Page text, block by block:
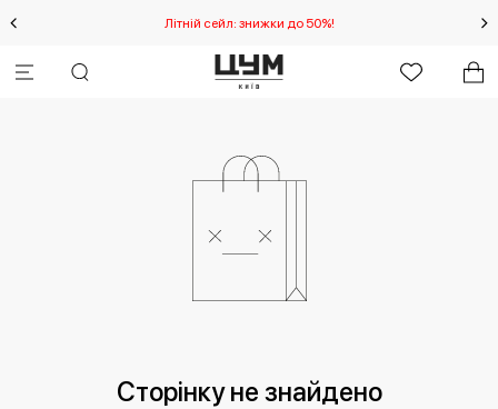
Літній сейл: знижки до 50%!
Сторінку не знайдено